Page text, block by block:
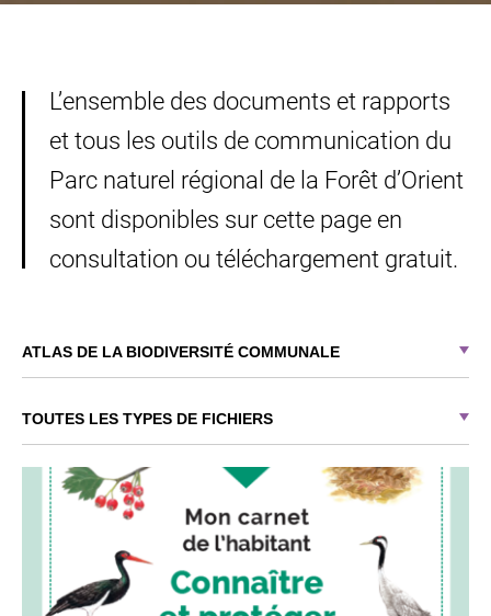
L’ensemble des documents et rapports
et tous les outils de communication du
Parc naturel régional de la Forêt d’Orient
sont disponibles sur cette page en
consultation ou téléchargement gratuit.